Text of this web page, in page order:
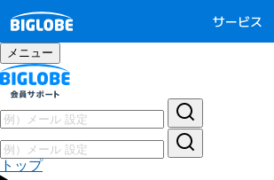
サービス
メニュー
トップ